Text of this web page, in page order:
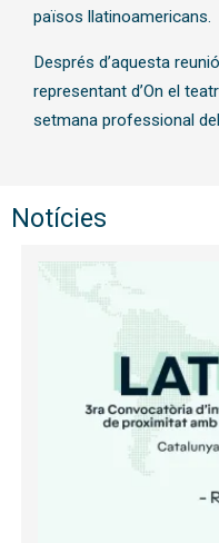
països llatinoamericans.
Després d’aquesta
representant d’On el
setmana professional
Notícies